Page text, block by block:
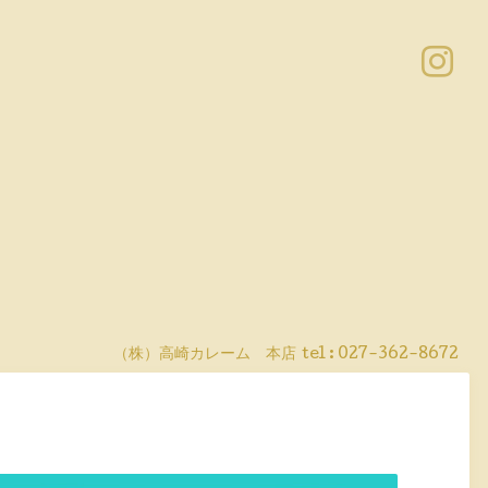
（株）高崎カレーム 本店 tel : 027-362-8672